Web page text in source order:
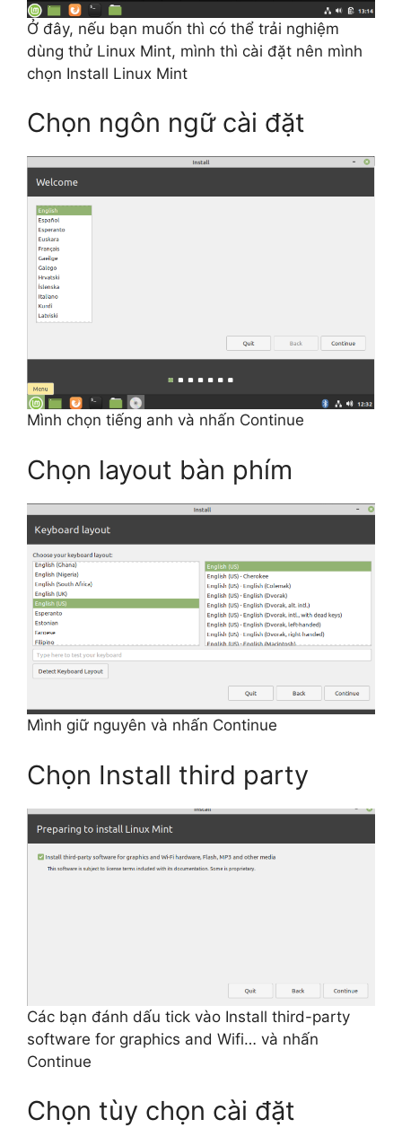
Ở đây, nếu bạn muốn thì có thể trải nghiệm
dùng thử Linux Mint, mình thì cài đặt nên mình
chọn Install Linux Mint
Chọn ngôn ngữ cài đặt
Mình chọn tiếng anh và nhấn Continue
Chọn layout bàn phím
Mình giữ nguyên và nhấn Continue
Chọn Install third party
Các bạn đánh dấu tick vào Install third-party
software for graphics and Wifi… và nhấn
Continue
Chọn tùy chọn cài đặt